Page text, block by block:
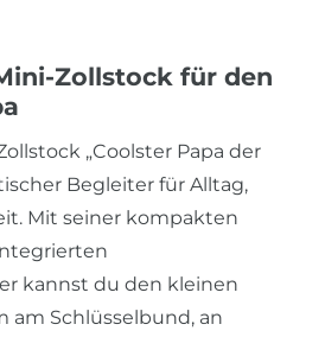
Zollstock für den
„Coolster Papa der
Begleiter für Alltag,
Mit seiner kompakten
kannst du den kleinen
am Schlüsselbund, an